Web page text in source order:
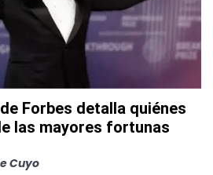
Forbes detalla quiénes
las mayores fortunas
Cuyo